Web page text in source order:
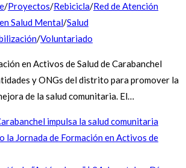
/Proyectos/Rebicicla/Red de Atención
Salud Mental/Salud
/Voluntariado
en Activos de Salud de Carabanchel
y ONGs del distrito para promover la
de la salud comunitaria. El…
impulsa la salud comunitaria
la Jornada de Formación en Activos de